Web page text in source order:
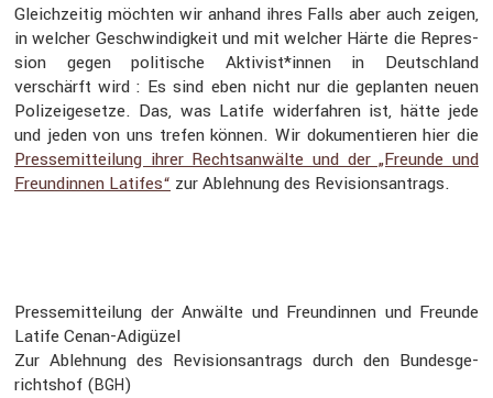
Gleich­zeitig möchten wir anhand ihres Falls aber auch zeigen,
in welcher Geschwin­dig­keit und mit welcher Härte die Repres­
sion gegen politi­sche Aktivist*innen in Deutsch­land
verschärft wird : Es sind eben nicht nur die geplanten neuen
Polizei­ge­setze. Das, was Latife wider­fahren ist, hätte jede
und jeden von uns trefen können. Wir dokumen­tieren hier die
Presse­mit­tei­lung ihrer Rechts­an­wälte und der „Freunde und
Freun­dinnen Latifes“ zur Ableh­nung des Revisi­ons­an­trags.
Presse­mit­tei­lung der Anwälte und Freun­dinnen und Freunde
Latife Cenan-Adigüzel
Zur Ableh­nung des Revisi­ons­an­trags durch den Bundes­ge­
richtshof (BGH)